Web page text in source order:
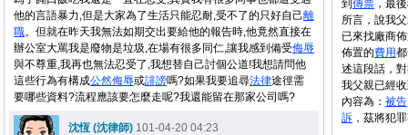
到 傳票 ，最
所言，說我
已來找廠商
佈置的費用
述這段話，
我父親已經
內容為： 被告
訴 ，茲將犯
他的言語暴力,但是大家為了生活只能忍耐,受不了的只好自己離
職。但就在昨天我無法如期交出要給他的報告時,他竟然直接在
辦公室大罵我是廢物是垃圾,在場有很多同仁,讓我感到備受侮辱
與不尊重,我再也無法忍受了,我想替自己討個公道!我想請問他
這些行為有構成公然侮辱或誹謗嗎?如果我要追尋法律途徑需
要哪些資料?流程應該要怎麼走呢?我還能留在那家公司嗎?
沈恆 (沈律師) 101-04-20 04:23